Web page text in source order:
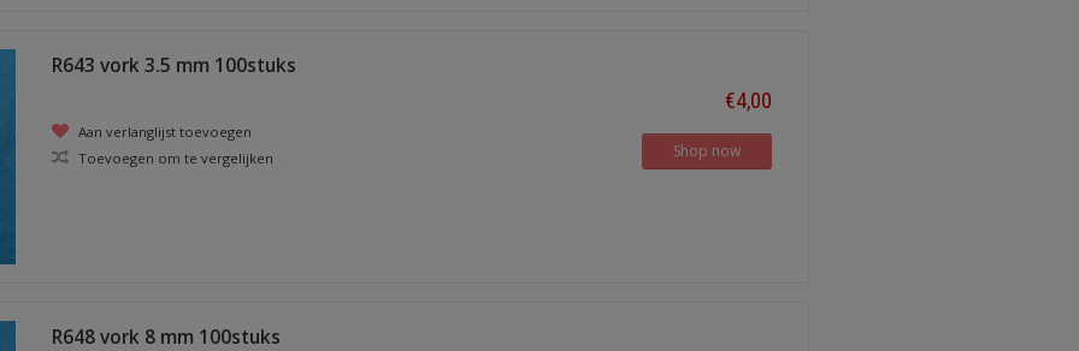
R643 vork 3.5 mm 100stuks
Aan verlanglijst toevoegen
Toevoegen om te vergelijken
€4,00
Shop now
R648 vork 8 mm 100stuks